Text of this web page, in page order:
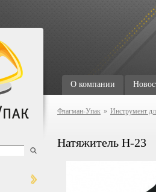
О компании
Флагман-Упак » Инструмент
Натяжитель H-23